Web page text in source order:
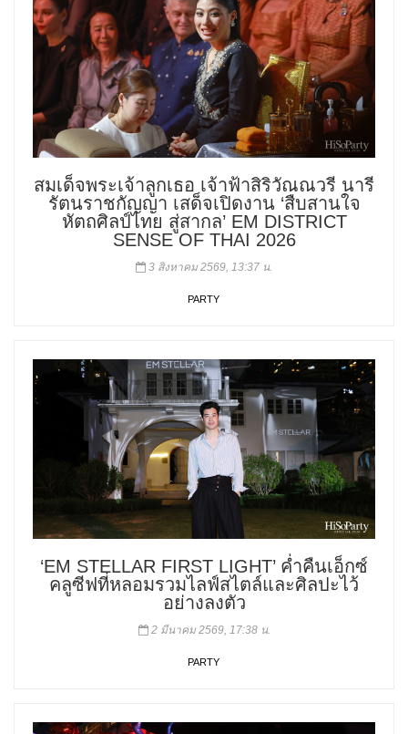
สมเด็จพระเจ้าลูกเธอ เจ้าฟ้าสิริวัณณวรี นารี
รัตนราชกัญญา เสด็จเปิดงาน ‘สืบสานใจ
หัตถศิลป์ไทย สู่สากล’ EM DISTRICT
SENSE OF THAI 2026
3 สิงหาคม 2569, 13:37 น.
PARTY
‘EM STELLAR FIRST LIGHT’ ค่ำคืนเอ็กซ์
คลูซีฟที่หลอมรวมไลฟ์สไตล์และศิลปะไว้
อย่างลงตัว
2 มีนาคม 2569, 17:38 น.
PARTY